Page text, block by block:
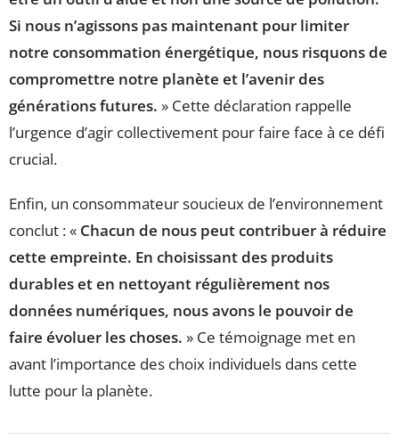
Si nous n’agissons pas maintenant pour limiter
notre consommation énergétique, nous risquons de
compromettre notre planète et l’avenir des
générations futures. » Cette déclaration rappelle
l’urgence d’agir collectivement pour faire face à ce défi
crucial.
Enfin, un consommateur soucieux de l’environnement
conclut : « Chacun de nous peut contribuer à réduire
cette empreinte. En choisissant des produits
durables et en nettoyant régulièrement nos
données numériques, nous avons le pouvoir de
faire évoluer les choses. » Ce témoignage met en
avant l’importance des choix individuels dans cette
lutte pour la planète.